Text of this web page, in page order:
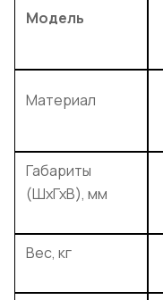
Модель
Материал
Габариты
(ШхГхВ), мм
Вес, кг